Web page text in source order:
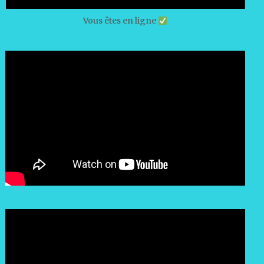
Vous êtes en ligne